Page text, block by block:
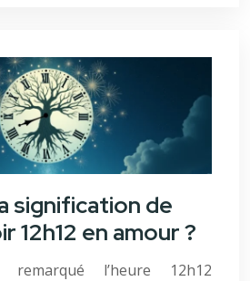
signification de
12h12 en amour ?
remarqué l’heure 12h12